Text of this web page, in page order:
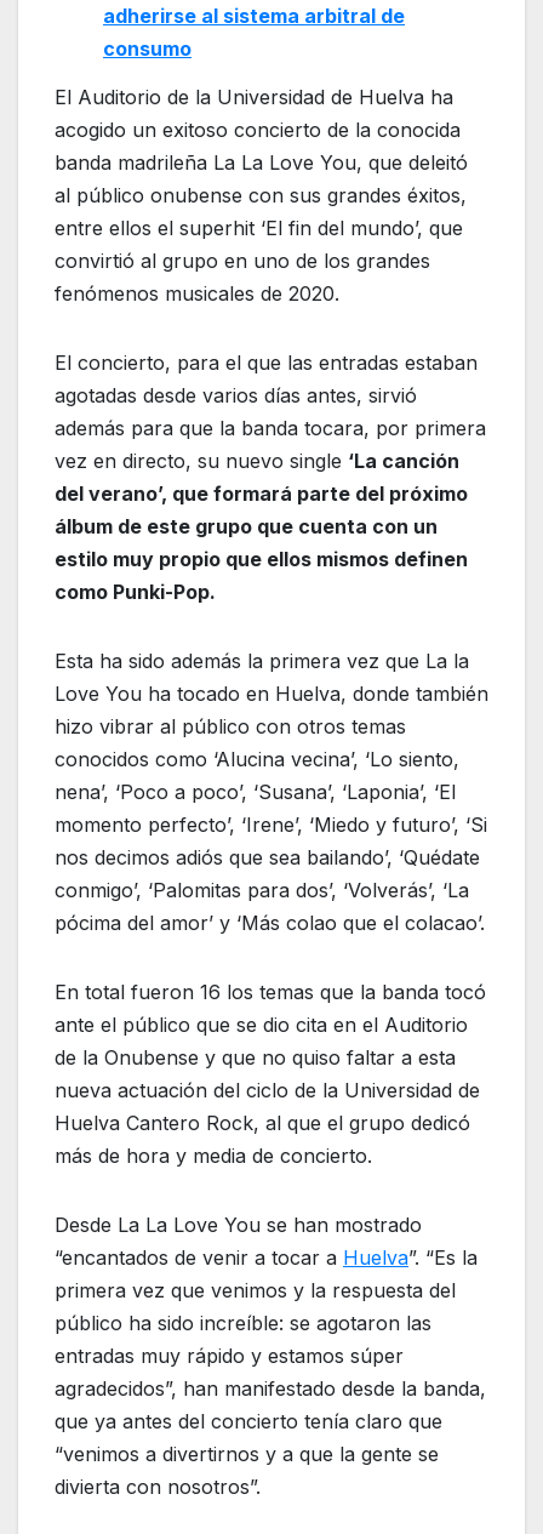
adherirse al sistema arbitral de
consumo
El Auditorio de la Universidad de Huelva ha
acogido un exitoso concierto de la conocida
banda madrileña La La Love You, que deleitó
al público onubense con sus grandes éxitos,
entre ellos el superhit ‘El fin del mundo’, que
convirtió al grupo en uno de los grandes
fenómenos musicales de 2020.
El concierto, para el que las entradas estaban
agotadas desde varios días antes, sirvió
además para que la banda tocara, por primera
vez en directo, su nuevo single ‘La canción
del verano’, que formará parte del próximo
álbum de este grupo que cuenta con un
estilo muy propio que ellos mismos definen
como Punki-Pop.
Esta ha sido además la primera vez que La la
Love You ha tocado en Huelva, donde también
hizo vibrar al público con otros temas
conocidos como ‘Alucina vecina’, ‘Lo siento,
nena’, ‘Poco a poco’, ‘Susana’, ‘Laponia’, ‘El
momento perfecto’, ‘Irene’, ‘Miedo y futuro’, ‘Si
nos decimos adiós que sea bailando’, ‘Quédate
conmigo’, ‘Palomitas para dos’, ‘Volverás’, ‘La
pócima del amor’ y ‘Más colao que el colacao’.
En total fueron 16 los temas que la banda tocó
ante el público que se dio cita en el Auditorio
de la Onubense y que no quiso faltar a esta
nueva actuación del ciclo de la Universidad de
Huelva Cantero Rock, al que el grupo dedicó
más de hora y media de concierto.
Desde La La Love You se han mostrado
“encantados de venir a tocar a Huelva”. “Es la
primera vez que venimos y la respuesta del
público ha sido increíble: se agotaron las
entradas muy rápido y estamos súper
agradecidos”, han manifestado desde la banda,
que ya antes del concierto tenía claro que
“venimos a divertirnos y a que la gente se
divierta con nosotros”.